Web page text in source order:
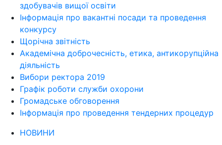
здобувачів вищої освіти
Інформація про вакантні посади та проведення
конкурсу
Щорічна звітність
Академічна доброчесність, етика, антикорупційна
діяльність
Вибори ректора 2019
Графік роботи служби охорони
Громадське обговорення
Інформація про проведення тендерних процедур
НОВИНИ